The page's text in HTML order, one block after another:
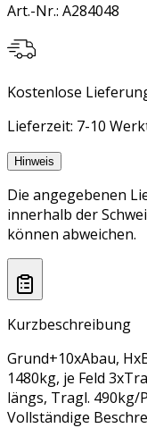
Art.-Nr.: A284048
Kostenlose
Lieferzeit: 7-10
Hinweis
Die angegebenen
innerhalb der
können abweichen.
Kurzbeschreibung
Grund+10xAbau,
1480kg, je Feld
längs, Tragl. 490kg/
Vollständige